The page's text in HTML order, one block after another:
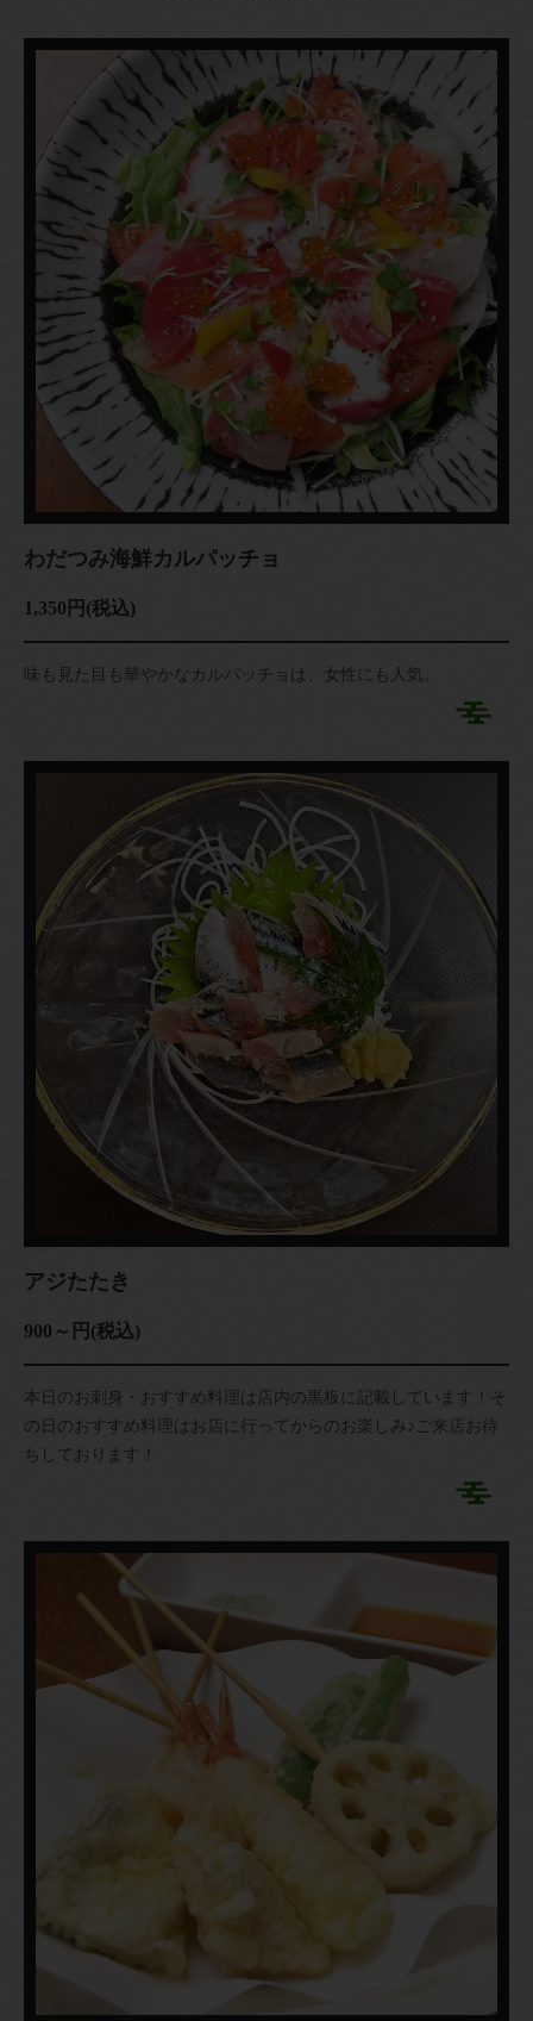
わだつみ海鮮カルパッチョ
1,350円 (税込)
味も見た目も華やかなカルパッチョは、女性にも人気。
アジたたき
900～円(税込)
本日のお刺身・おすすめ料理は店内の黒板に記載しています！そ
の日のおすすめ料理はお店に行ってからのお楽しみ♪ご来店お待
ちしております！